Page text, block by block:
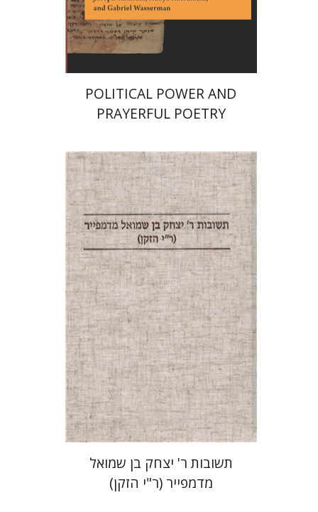
POLITICAL POWER AND
PRAYERFUL POETRY
פנחס רוט אברהם (רמי) ריינר
הנחת אתר ספר מודפס
$39
$35
תשובות ר' יצחק בן שמואל
מדמפייר (ר"י הזקן)